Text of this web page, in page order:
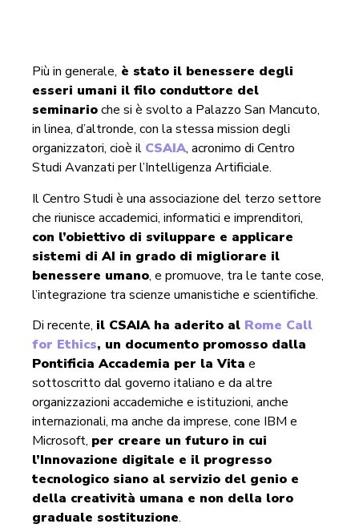
Più in generale, è stato il benessere degli
esseri umani il filo conduttore del
seminarioche si è svolto a Palazzo San Mancuto,
in linea, d’altronde, con la stessa mission degli
organizzatori, cioè il CSAIA, acronimo di Centro
Studi Avanzati per l’Intelligenza Artificiale.
Il Centro Studi è una associazione del terzo settore
che riunisce accademici, informatici e imprenditori,
con l’obiettivo di sviluppare e applicare
sistemi di AI in grado di migliorare il
benessere umano, e promuove, tra le tante cose,
l’integrazione tra scienze umanistiche e scientifiche.
Di recente, il CSAIA ha aderito al Rome Call
for Ethics, un documento promosso dalla
Pontificia Accademia per la Vita e
sottoscritto dal governo italiano e da altre
organizzazioni accademiche e istituzioni, anche
internazionali, ma anche da imprese, cone IBM e
Microsoft, per creare un futuro in cui
l’Innovazione digitale e il progresso
tecnologico siano al servizio del genio e
della creatività umana e non della loro
graduale sostituzione.